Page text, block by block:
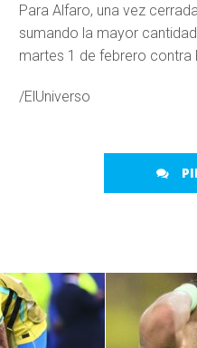
Para Alfaro, una vez
sumando la mayor
martes 1 de febrero contra
/ElUniverso